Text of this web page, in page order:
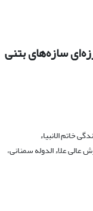
سازه‌های بتنی
خاتم الانبیاء
علاء الدوله سمنانی،